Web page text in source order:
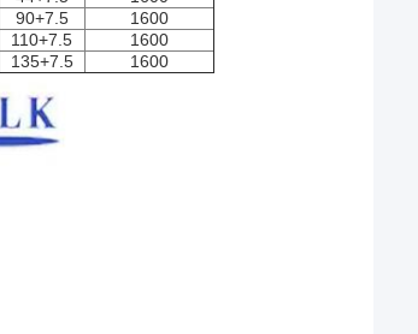
90+7.5
1600
110+7.5
1600
135+7.5 1600